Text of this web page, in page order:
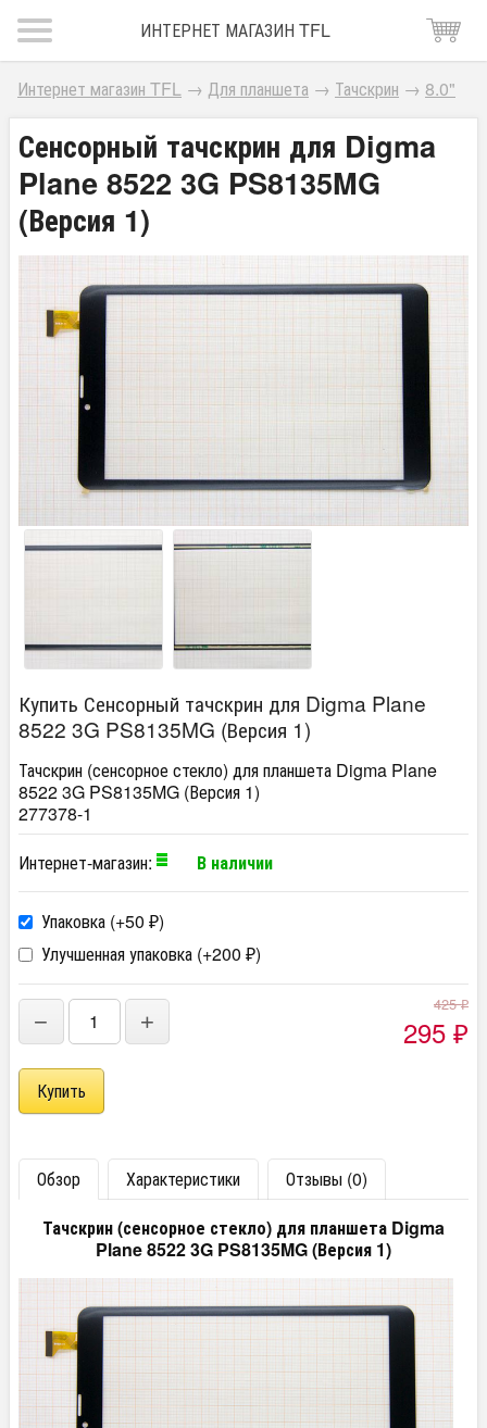
ИНТЕРНЕТ МАГАЗИН TFL
Интернет магазин TFL → Для планшета → Тачскрин → 8.0"
Сенсорный тачскрин для Digma
Plane 8522 3G PS8135MG
(Версия 1)
Купить Сенсорный тачскрин для Digma Plane
8522 3G PS8135MG (Версия 1)
Тачскрин (сенсорное стекло) для планшета Digma Plane
8522 3G PS8135MG (Версия 1)
277378-1
Интернет-магазин:
В наличии
Упаковка (+50 ₽)
Улучшенная упаковка (+200 ₽)
− +
425₽
295 ₽
Обзор Характеристики
Отзывы (0)
Тачскрин (сенсорное стекло) для планшета Digma
Plane 8522 3G PS8135MG (Версия 1)